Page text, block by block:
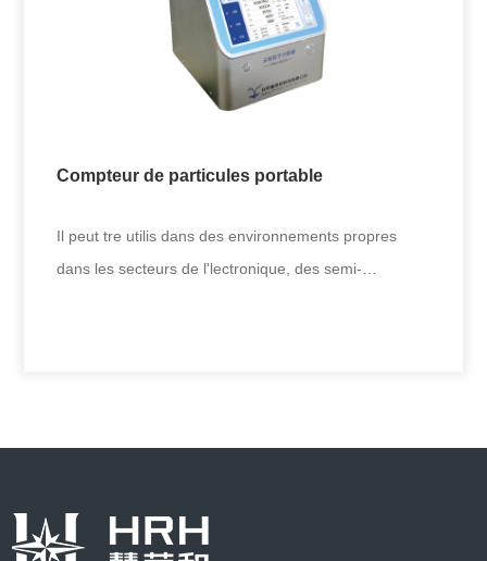
Détecteur d'aérosols biologiques
Hpitaux et laboratoires, lieux publics, dtection des
agents de guerre biologique, surveillance des
Compteur de particules portable
Il peut tre utilis dans des environnements propres
dans les secteurs de l'lectronique, des semi-
Compteur de particules portable